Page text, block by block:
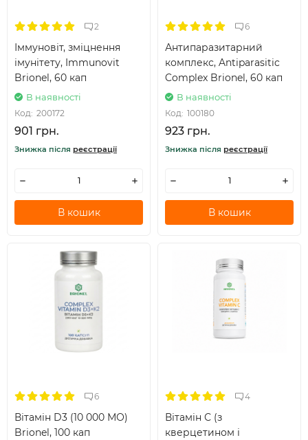
2
Іммуновіт, зміцнення
імунітету, Immunovit
Brionel, 60 кап
В наявності
Код: 200172
901 грн.
Знижка після реєстрації
В кошик
6
Антипаразитарний
комплекс, Antiparasitic
Complex Brionel, 60 кап
В наявності
Код: 100180
923 грн.
Знижка після реєстрації
В кошик
6
Вітамін D3 (10 000 МО)
Brionel, 100 кап
4
Вітамін С (з
кверцетином і